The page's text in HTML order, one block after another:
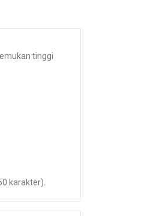
tinggi
karakter).